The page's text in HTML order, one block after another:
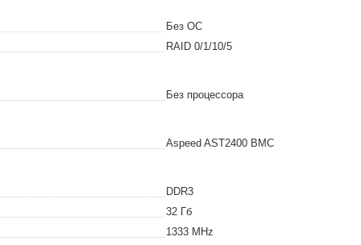
Без ОС
RAID 0/1/10/5
Без процессора
Aspeed AST2400 BMC
DDR3
32 Гб
1333 MHz